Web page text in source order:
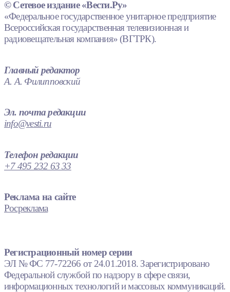
© Сетевое издание «Вести.Ру»
«Федеральное государственное унитарное предприятие
Всероссийская государственная телевизионная и
радиовещательная компания» (ВГТРК).
Главный редактор
А. А. Филипповский
Эл. почта редакции
info@vesti.ru
Телефон редакции
+7 495 232 63 33
Реклама на сайте
Росреклама
Регистрационный номер серии
ЭЛ № ФС 77-72266 от 24.01.2018. Зарегистрировано
Федеральной службой по надзору в сфере связи,
информационных технологий и массовых коммуникаций.